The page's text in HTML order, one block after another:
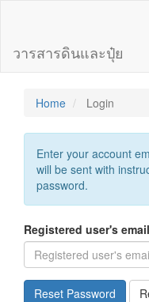
Content
Sidebar
วารสารดินและปุ๋ย
Home Login
Enter your account
will be sent with
password.
Registered user's email
Reset Password